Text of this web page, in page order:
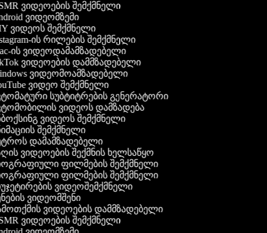
ვიდეოების შემქმნელი
ვიდეომზემი
ვიდეოს შემქმნელი
ის რილების შემქმნელი
ის ვიდეოდამამზადებელი
ვიდეოების დამმზადებელი
ვიდეომოამზადებელი
ვიდეო შემქმნელი
სუბტიტრების გენერატორი
ვიდეოს დამზადება
ვიდეოს შემქმნელი
შემქმნელი
დამამზადებელი
ვიდეოების შექმნის ხელსაწყო
ფილმების შემქმნელი
ფილმების შემქმნელი
ვიდეოშემქმნელი
ვიდეომშენი
ვიდეოების დამმზადებელი
ვიდეოების შემქმნელი